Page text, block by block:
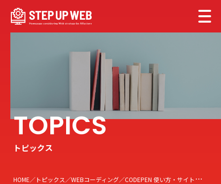
トピックス
HOME トピックス WEBコーディング CODEPEN 使い方・サイトへの埋め込みを解説